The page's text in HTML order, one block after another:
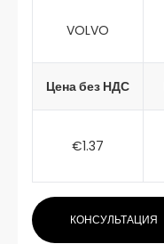
VOLVO
Цена без НДС
€1.37
КОНСУЛЬТАЦИЯ